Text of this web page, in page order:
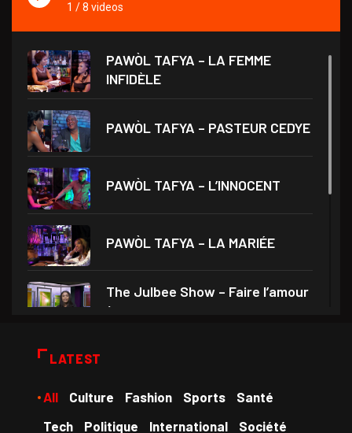
1 /8 videos
PAWÒL TAFYA – LA FEMME
INFIDÈLE
PAWÒL TAFYA – PASTEUR CEDYE
PAWÒL TAFYA – L’INNOCENT
PAWÒL TAFYA – LA MARIÉE
The Julbee Show – Faire l’amour
à son
LATEST
All Culture Fashion Sports
Santé
Tech
Politique International Société